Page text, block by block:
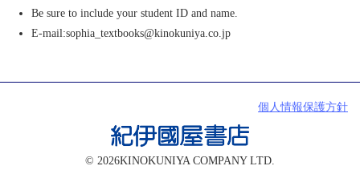
Be sure to include your student ID and name.
E-mail:sophia_textbooks@kinokuniya.co.jp
個人情報保護方針
© 2026KINOKUNIYA COMPANY LTD.